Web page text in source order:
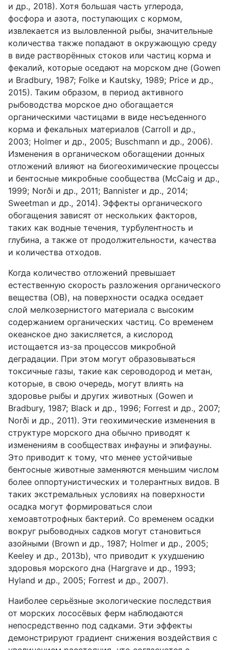
и др., 2018). Хотя большая часть углерода,
фосфора и азота, поступающих с кормом,
извлекается из выловленной рыбы, значительные
количества также попадают в окружающую среду
в виде растворённых стоков или частиц корма и
фекалий, которые оседают на морском дне (Gowen
и Bradbury, 1987; Folke и Kautsky, 1989; Price и др.,
2015). Таким образом, в период активного
рыбоводства морское дно обогащается
органическими частицами в виде несъеденного
корма и фекальных материалов (Carroll и др.,
2003; Holmer и др., 2005; Buschmann и др., 2006).
Изменения в органическом обогащении донных
отложений влияют на биогеохимические процессы
и бентосные микробные сообщества (McCaig и др.,
1999; Norði и др., 2011; Bannister и др., 2014;
Sweetman и др., 2014). Эффекты органического
обогащения зависят от нескольких факторов,
таких как водные течения, турбулентность и
глубина, а также от продолжительности, качества
и количества отходов.
Когда количество отложений превышает
естественную скорость разложения органического
вещества (ОВ), на поверхности осадка оседает
слой мелкозернистого материала с высоким
содержанием органических частиц. Со временем
океанское дно закисляется, а кислород
истощается из-за процессов микробной
деградации. При этом могут образовываться
токсичные газы, такие как сероводород и метан,
которые, в свою очередь, могут влиять на
здоровье рыбы и других животных (Gowen и
Bradbury, 1987; Black и др., 1996; Forrest и др., 2007;
Norði и др., 2011). Эти геохимические изменения в
структуре морского дна обычно приводят к
изменениям в сообществах инфауны и эпифауны.
Это приводит к тому, что менее устойчивые
бентосные животные заменяются меньшим числом
более оппортунистических и толерантных видов. В
таких экстремальных условиях на поверхности
осадка могут формироваться слои
хемоавтотрофных бактерий. Со временем осадки
вокруг рыбоводных садков могут становиться
азойными (Brown и др., 1987; Holmer и др., 2005;
Keeley и др., 2013b), что приводит к ухудшению
здоровья морского дна (Hargrave и др., 1993;
Hyland и др., 2005; Forrest и др., 2007).
Наиболее серьёзные экологические последствия
от морских лососёвых ферм наблюдаются
непосредственно под садками. Эти эффекты
демонстрируют градиент снижения воздействия с